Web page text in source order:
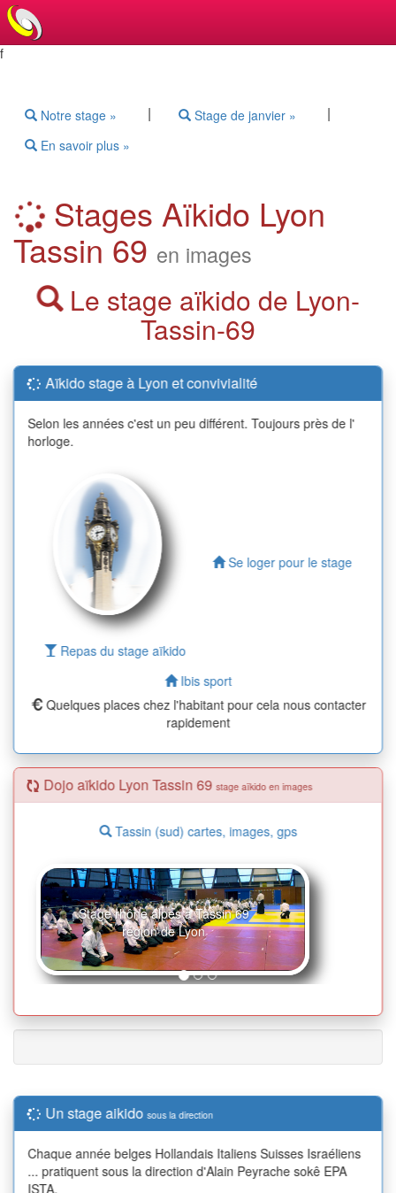
f
Notre stage » | Stage de janvier » |
En savoir plus »
Stages Aïkido Lyon
Tassin 69 en images
Le stage aïkido de Lyon-
Tassin-69
Aïkido stage à Lyon et convivialité
Selon les années c'est un peu différent. Toujours près de l'
horloge.
Repas du stage aïkido
Se loger pour le stage
Ibis sport
Quelques places chez l'habitant pour cela nous contacter
rapidement
Dojo aïkido Lyon Tassin 69 stage aïkido en images
Tassin (sud) cartes, images, gps